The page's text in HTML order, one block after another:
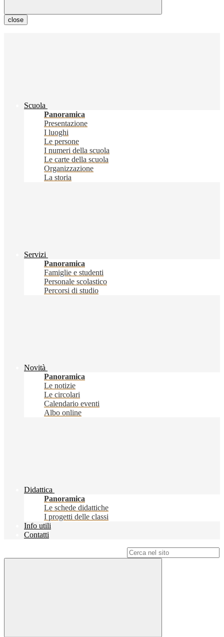
close
Scuola
Panoramica
Presentazione
I luoghi
Le persone
I numeri della scuola
Le carte della scuola
Organizzazione
La storia
Servizi
Panoramica
Famiglie e studenti
Personale scolastico
Percorsi di studio
Novità
Panoramica
Le notizie
Le circolari
Calendario eventi
Albo online
Didattica
Panoramica
Le schede didattiche
I progetti delle classi
Info utili
Contatti